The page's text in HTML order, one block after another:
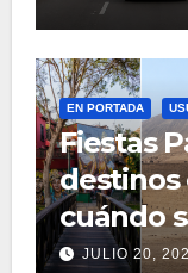
EN PORTADA
Fiestas
destinos
cuándo
JULIO 20,